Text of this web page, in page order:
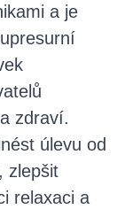
a je
zdraví.
úlevu od
zlepšit
relaxaci a